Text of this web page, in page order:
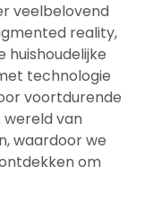
veelbelovend
reality,
technologie
voortdurende
van
waardoor we
om